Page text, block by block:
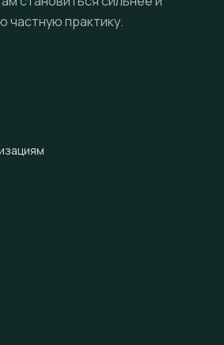
частную практику.